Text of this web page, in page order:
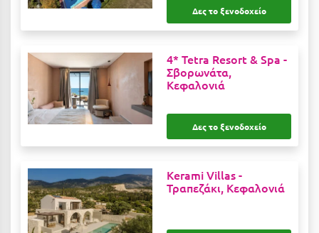
Κοκκώνι Κορινθίας
Κομοτηνή
Κόνιτσα
Κόρινθος
Κορώνη
Κουρούτα Ηλείας
Δες το ξενοδοχείο
4* Tetra Resort & Spa -
Σβορωνάτα,
Κεφαλονιά
Δες το ξενοδοχείο
Kerami Villas -
Τραπεζάκι, Κεφαλονιά